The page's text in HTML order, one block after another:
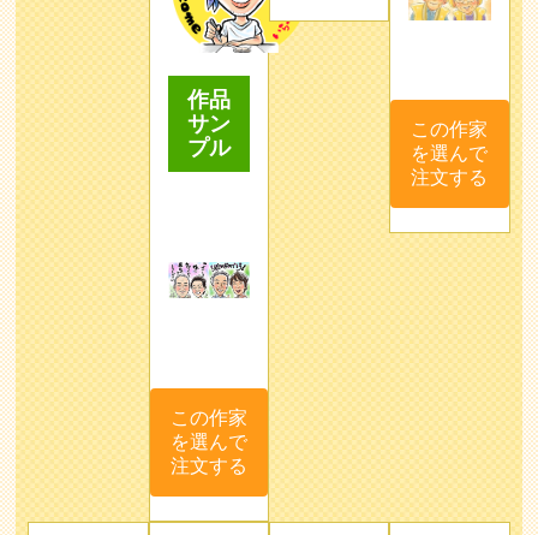
作品
サン
プル
この作家
を選んで
注文する
この作家
を選んで
注文する